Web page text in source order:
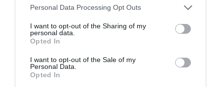
Personal Data Processing Opt Outs
I want to opt-out of the Sharing of my
personal data.
Opted In
I want to opt-out of the Sale of my
Personal Data.
Opted In
Appel aux lecteurs !
Soutenez Air Journal participez
à son